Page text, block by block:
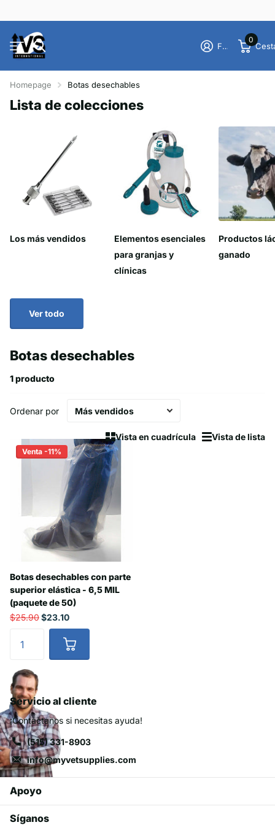
Firme en el registro
0
Homepage Botas desechables
Lista de colecciones
Los más vendidos
Elementos esenciales
para granjas y
clínicas
Productos
ganado
Ver todo
Botas desechables
1 producto
Vista en cuadrícula Vista de lista
Ordenar por
Venta -11%
Botas desechables con parte
superior elástica - 6,5 MIL
(paquete de 50)
$25.90$23.10
Servicio al cliente
¡Contáctanos si necesitas ayuda!
(515) 331-8903
info@myvetsupplies.com
Apoyo
Síganos